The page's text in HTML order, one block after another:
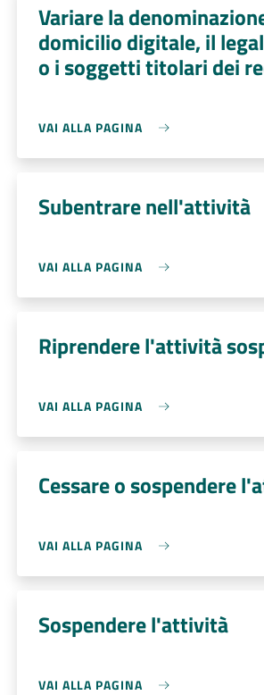
Variare la
domicilio digitale, il
o i soggetti titolari dei
VAI ALLA PAGINA
Subentrare nell'attività
VAI ALLA PAGINA
Riprendere l'attività
VAI ALLA PAGINA
Cessare o sospendere
VAI ALLA PAGINA
Sospendere l'attività
VAI ALLA PAGINA